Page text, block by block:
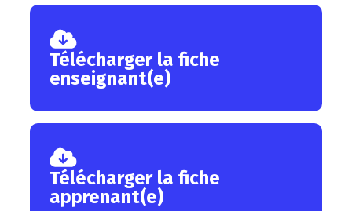
Télécharger la fiche
enseignant(e)
Télécharger la fiche
apprenant(e)